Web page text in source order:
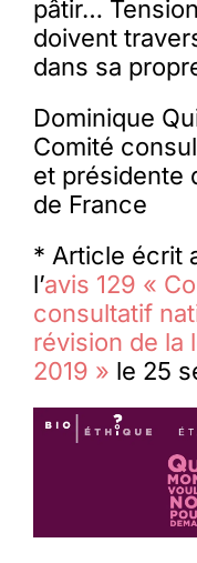
pâtir…
doivent
dans sa
Dominique
Comité
et présidente
de France
* Article écrit
l’avis 129 «
consultatif
révision de la
2019 » le 25